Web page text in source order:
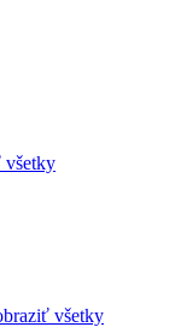
všetky
všetky